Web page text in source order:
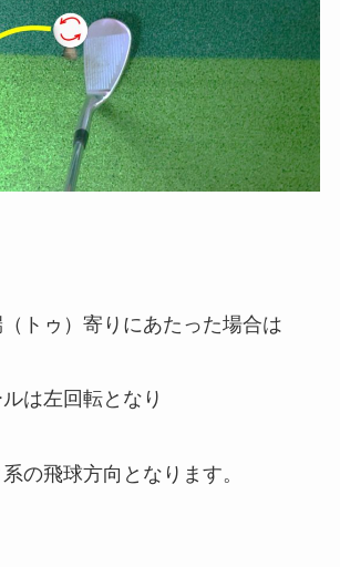
トゥ）寄りにあたった場合は
は左回転となり
の飛球方向となります。